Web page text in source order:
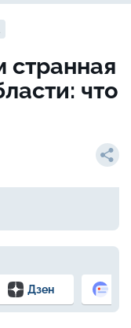
странная
что
Дзен